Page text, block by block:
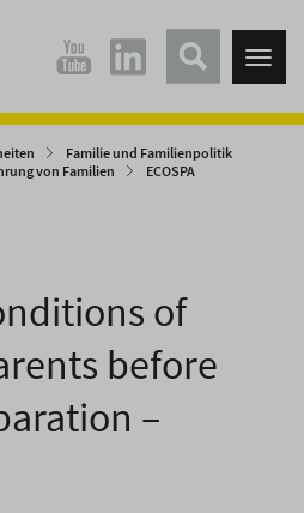
Familie und Familienpolitik
von Familien
ECOSPA
of
before
–